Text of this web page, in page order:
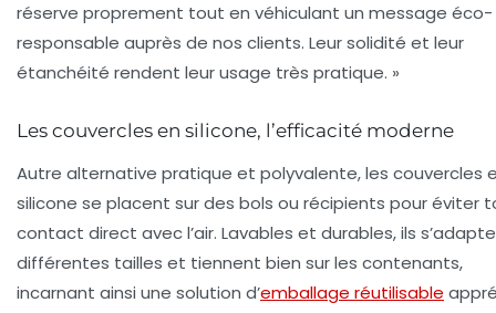
réserve proprement tout en véhiculant un message éco-
responsable auprès de nos clients. Leur solidité et leur
étanchéité rendent leur usage très pratique. »
Les couvercles en silicone, l’efficacité moderne
Autre alternative pratique et polyvalente, les couvercles
silicone se placent sur des bols ou récipients pour éviter
contact direct avec l’air. Lavables et durables, ils
différentes tailles et tiennent bien sur les contenants,
incarnant ainsi une solution d’emballage réutilisable